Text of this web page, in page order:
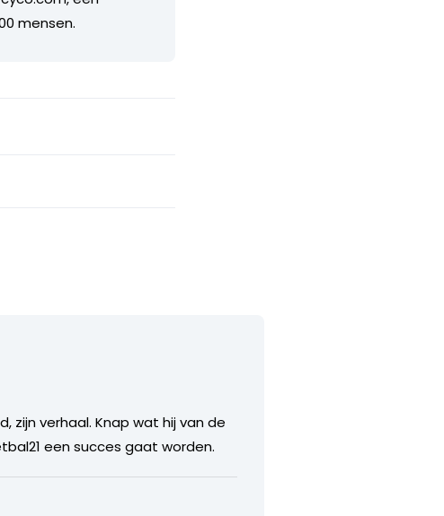
mensen.
zijn verhaal. Knap wat hij van de
een succes gaat worden.